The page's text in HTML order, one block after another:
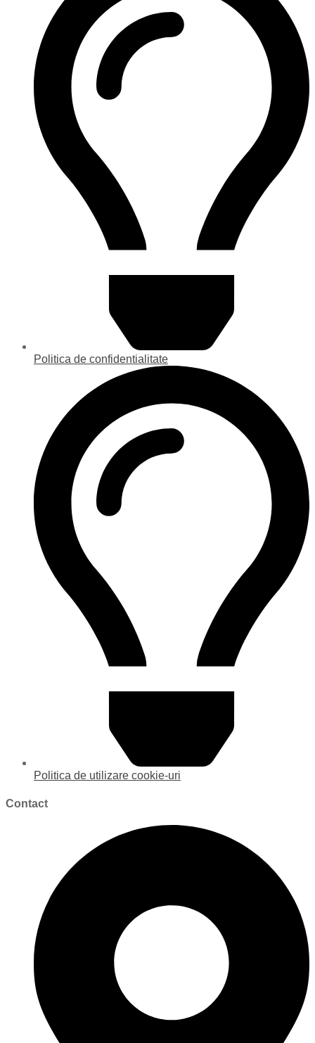
Politica de confidentialitate
Politica de utilizare cookie-uri
Contact